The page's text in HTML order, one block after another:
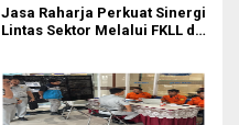
Jasa Raharja Perkuat Sinergi
Lintas Sektor Melalui FKLL di